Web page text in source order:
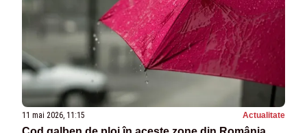
11 mai 2026, 11:15 Actualitate